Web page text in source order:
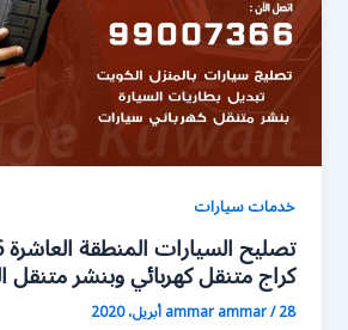
خدمات سيارات
كراج متنقل كهربائي وبنشر متنقل
ammar ammar/28 أبريل، 2020